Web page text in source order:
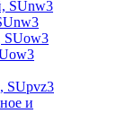
SUpvz3
и